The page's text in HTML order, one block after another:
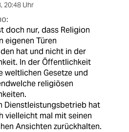
, 20:48 Uhr
doch nur, dass Religion
eigenen Türen
hat und nicht in der
In der Öffentlichkeit
weltlichen Gesetze und
religiösen
Dienstleistungsbetrieb hat
vielleicht mal mit seinen
Ansichten zurückhalten.